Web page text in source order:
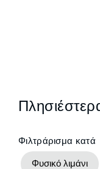
Φιλτράρισμα κατά
Φυσικό λιμάνι